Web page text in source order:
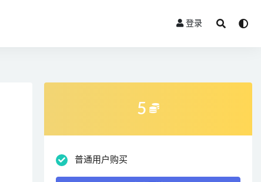
登录
5
普通用户购买